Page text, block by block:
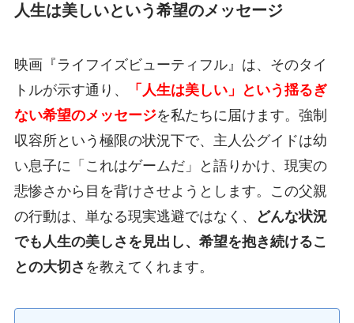
人生は美しいという希望のメッセージ
映画『ライフイズビューティフル』は、そのタイ
トルが示す通り、
「人生は美しい」という揺るぎ
ない希望のメッセージを私たちに届けます。強制
収容所という極限の状況下で、主人公グイドは幼
い息子に「これはゲームだ」と語りかけ、現実の
悲惨さから目を背けさせようとします。この父親
の行動は、単なる現実逃避ではなく、
どんな状況
でも人生の美しさを見出し、希望を抱き続けるこ
との大切さ を教えてくれます。